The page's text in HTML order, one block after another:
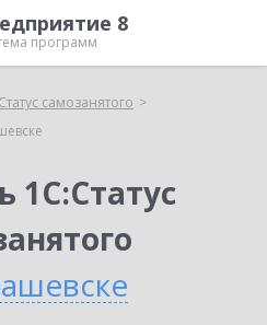
8
программ
самозанятого
1С:Статус